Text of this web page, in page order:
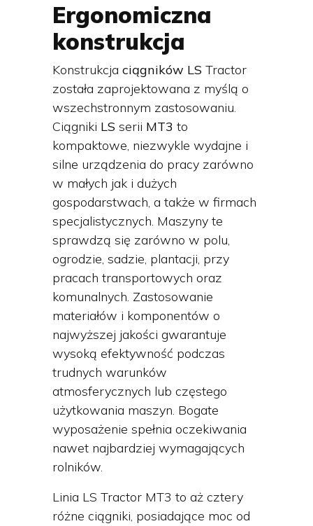
Ergonomiczna
konstrukcja
Konstrukcja ciągników LS Tractor
została zaprojektowana z myślą o
wszechstronnym zastosowaniu.
Ciągniki LS serii MT3 to
kompaktowe, niezwykle wydajne i
silne urządzenia do pracy zarówno
w małych jak i dużych
gospodarstwach, a także w firmach
specjalistycznych. Maszyny te
sprawdzą się zarówno w polu,
ogrodzie, sadzie, plantacji, przy
pracach transportowych oraz
komunalnych. Zastosowanie
materiałów i komponentów o
najwyższej jakości gwarantuje
wysoką efektywność podczas
trudnych warunków
atmosferycznych lub częstego
użytkowania maszyn. Bogate
wyposażenie spełnia oczekiwania
nawet najbardziej wymagających
rolników.
Linia LS Tractor MT3 to aż cztery
różne ciągniki, posiadające moc od